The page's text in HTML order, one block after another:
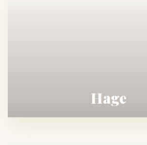
Hage